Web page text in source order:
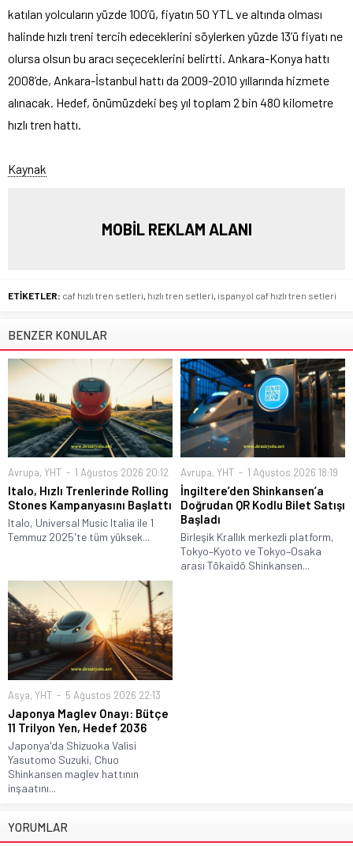
katılan yolcuların yüzde 100’ü, fiyatın 50 YTL ve altında olması
halinde hızlı treni tercih edeceklerini söylerken yüzde 13’ü fiyatı ne
olursa olsun bu aracı seçeceklerini belirtti. Ankara-Konya hattı
2008’de, Ankara-İstanbul hattı da 2009-2010 yıllarında hizmete
alınacak. Hedef, önümüzdeki beş yıl toplam 2 bin 480 kilometre
hızlı tren hattı.
Kaynak
MOBİL REKLAM ALANI
ETİKETLER: caf hızlı tren setleri hızlı tren setleri ispanyol caf hızlı tren setleri
BENZER KONULAR
Avrupa, YHT 1 Ağustos 2026 20:12
Italo, Hızlı Trenlerinde Rolling
Stones Kampanyasını Başlattı
Italo, Universal Music Italia ile 1
Temmuz 2025'te tüm yüksek...
Avrupa, YHT 1 Ağustos 2026 18:19
İngiltere’den Shinkansen’a
Doğrudan QR Kodlu Bilet Satışı
Başladı
Birleşik Krallık merkezli platform,
Tokyo–Kyoto ve Tokyo–Osaka
arası Tōkaidō Shinkansen...
Asya, YHT 5 Ağustos 2026 22:13
Japonya Maglev Onayı: Bütçe
11 Trilyon Yen, Hedef 2036
Japonya'da Shizuoka Valisi
Yasutomo Suzuki, Chuo
Shinkansen maglev hattının
inşaatını...
YORUMLAR